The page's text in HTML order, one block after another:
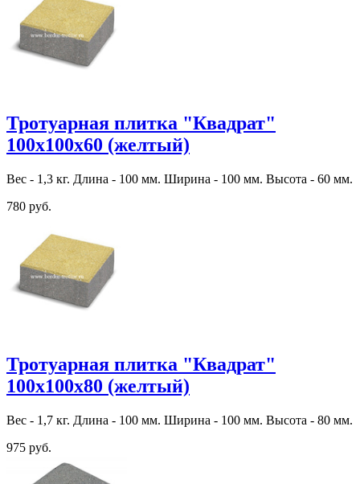
Тротуарная плитка "Квадрат"
100х100х60 (желтый)
Вес - 1,3 кг. Длина - 100 мм. Ширина - 100 мм. Высота - 60 мм.
780 руб.
Тротуарная плитка "Квадрат"
100х100х80 (желтый)
Вес - 1,7 кг. Длина - 100 мм. Ширина - 100 мм. Высота - 80 мм.
975 руб.